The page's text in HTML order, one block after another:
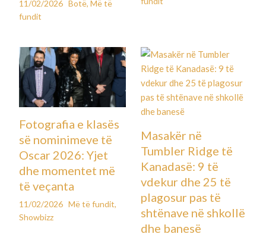
11/02/2026 Botë,Më të
fundit
Fotografia e klasës
së nominimeve të
Oscar 2026: Yjet
dhe momentet më
të veçanta
11/02/2026 Më të fundit,
Showbizz
Masakër në
Tumbler Ridge të
Kanadasë: 9 të
vdekur dhe 25 të
plagosur pas të
shtënave në shkollë
dhe banesë